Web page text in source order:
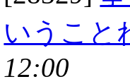
いうこと
12:00